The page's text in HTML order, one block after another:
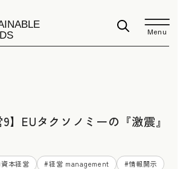
Menu
9】EUタクソノミーの『激震』
資本経営 #経営 management #情報開示